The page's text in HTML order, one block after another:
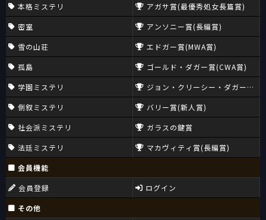
本格ミステリ
密室
雪の山荘
孤島
学園ミステリ
倒叙ミステリ
社会派ミステリ
法廷ミステリ
アガサ賞(最優秀処女長篇賞)
アンソニー賞(長編賞)
エドガー賞(MWA賞)
ゴールド・ダガー賞(CWA賞)
ジョン・クリーシー・ダガー賞
バリー賞(新人賞)
ガラスの鍵賞
マカヴィティ賞(長編賞)
会員機能
会員登録
ログイン
その他